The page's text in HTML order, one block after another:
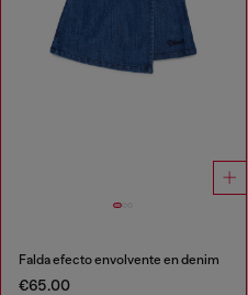
Falda efecto envolvente en denim
€65.00